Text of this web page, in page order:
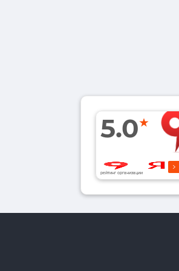
5.0
рейтинг организации